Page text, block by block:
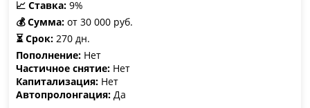
📈 Ставка: 9%
💰 Сумма: от 30 000 руб.
⏳ Срок: 270 дн.
Пополнение: Нет
Частичное снятие: Нет
Капитализация: Нет
Автопролонгация: Да